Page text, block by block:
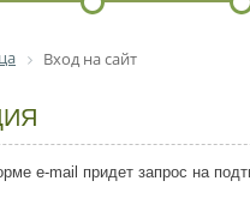
Вход на сайт
e-mail придет запрос на